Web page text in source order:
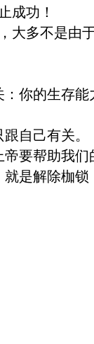
成功！
大多不是由
：你的生存能
自己有关。
要帮助我们
是解除枷